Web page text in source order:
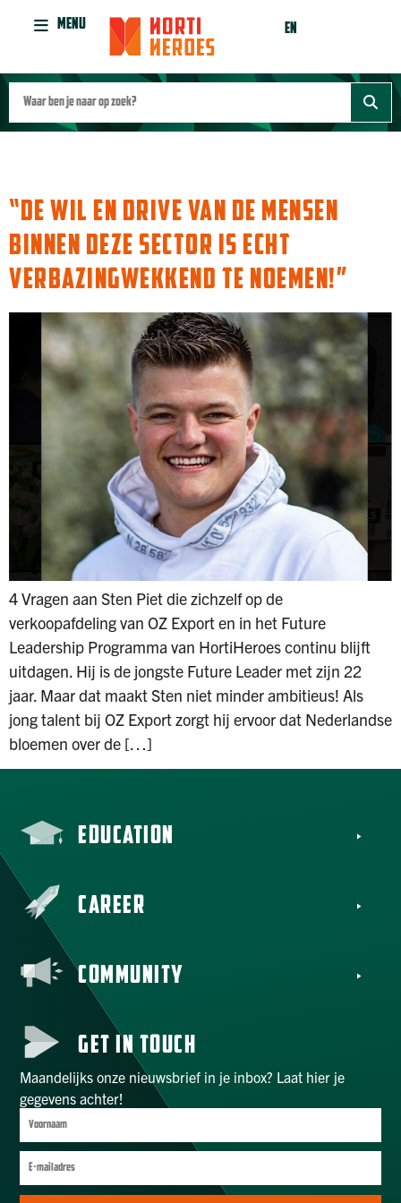
MENU EN
“DE WIL EN DRIVE VAN DE MENSEN
BINNEN DEZE SECTOR IS ECHT
VERBAZINGWEKKEND TE NOEMEN!”
4 Vragen aan Sten Piet die zichzelf op de
verkoopafdeling van OZ Export en in het Future
Leadership Programma van HortiHeroes continu blijft
uitdagen. Hij is de jongste Future Leader met zijn 22
jaar. Maar dat maakt Sten niet minder ambitieus! Als
jong talent bij OZ Export zorgt hij ervoor dat Nederlandse
bloemen over de […]
EDUCATION
CAREER
COMMUNITY
GET IN TOUCH
Maandelijks onze nieuwsbrief in je inbox? Laat hier je
gegevens achter!